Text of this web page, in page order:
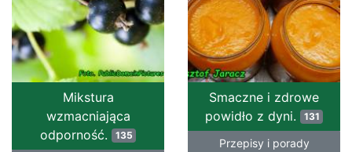
Mikstura
wzmacniająca
odporność.
135
Smaczne i zdrowe
powidło z dyni.
131
Przepisy i porady